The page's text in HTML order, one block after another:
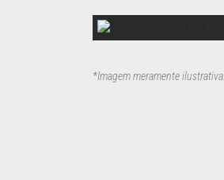
*Imagem meramente ilustrativa